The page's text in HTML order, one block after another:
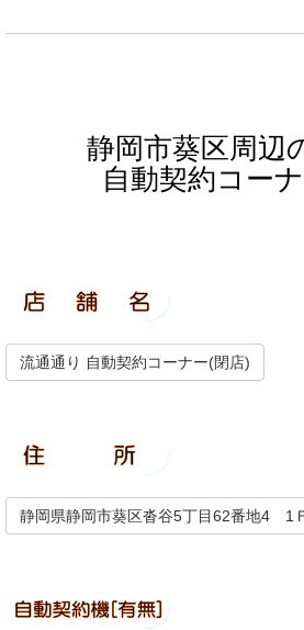
静岡市葵区周辺
自動契約コー
流通通り 自動契約コーナー(閉店)
静岡県静岡市葵区沓谷5丁目62番地4 1Ｆ